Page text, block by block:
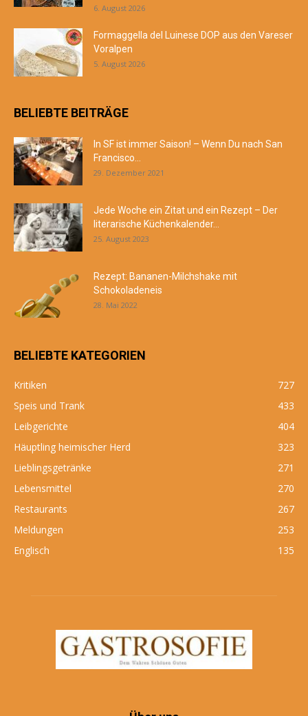
6. August 2026
Formaggella del Luinese DOP aus den Vareser
Voralpen
5. August 2026
BELIEBTE BEITRÄGE
In SF ist immer Saison! – Wenn Du nach San
Francisco...
29. Dezember 2021
Jede Woche ein Zitat und ein Rezept – Der
literarische Küchenkalender...
25. August 2023
Rezept: Bananen-Milchshake mit
Schokoladeneis
28. Mai 2022
BELIEBTE KATEGORIEN
Kritiken
727
Speis und Trank
433
Leibgerichte
404
Häuptling heimischer Herd
323
Lieblingsgetränke
271
Lebensmittel
270
Restaurants
267
Meldungen
253
Englisch
135